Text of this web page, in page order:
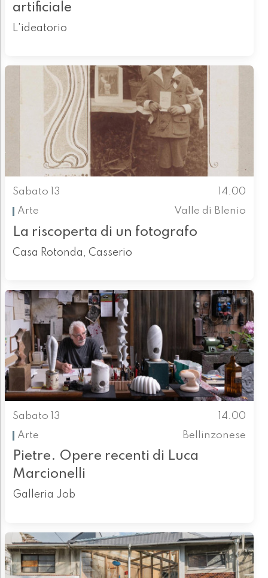
artificiale
L'ideatorio
Sabato 13
14.00
Arte
Valle di Blenio
La riscoperta di un fotografo
Casa Rotonda, Casserio
Sabato 13
14.00
Arte
Bellinzonese
Pietre. Opere recenti di Luca
Marcionelli
Galleria Job